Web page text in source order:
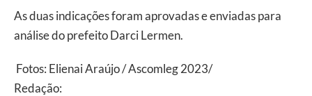
As duas indicações foram aprovadas e enviadas para
análise do prefeito Darci Lermen.
Fotos: Elienai Araújo / Ascomleg 2023/
Redação: